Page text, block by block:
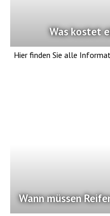
Was kostet
Hier finden Sie alle
Wann müssen